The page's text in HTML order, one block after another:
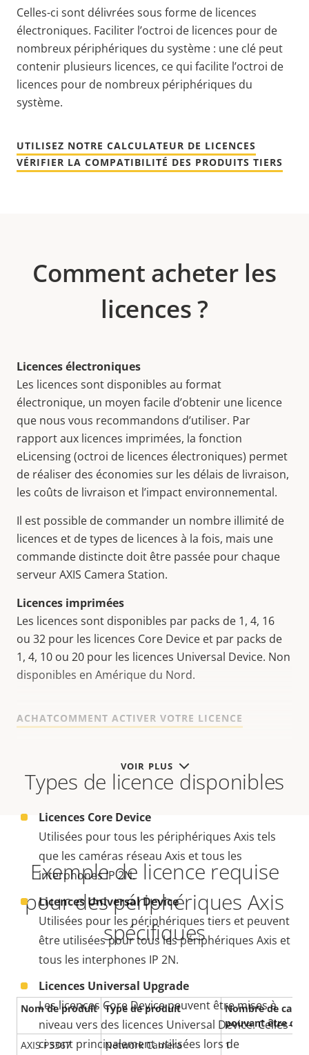
Celles-ci sont délivrées sous forme de licences
électroniques. Faciliter l’octroi de licences pour de
nombreux périphériques du système : une clé peut
contenir plusieurs licences, ce qui facilite l’octroi de
licences pour de nombreux périphériques du
système.
UTILISEZ NOTRE CALCULATEUR DE LICENCES
VÉRIFIER LA COMPATIBILITÉ DES PRODUITS TIERS
Comment acheter les
licences ?
Licences électroniques
Les licences sont disponibles au format
électronique, un moyen facile d’obtenir une licence
que nous vous recommandons d’utiliser. Par
rapport aux licences imprimées, la fonction
eLicensing (octroi de licences électroniques) permet
de réaliser des économies sur les délais de livraison,
les coûts de livraison et l’impact environnemental.
Il est possible de commander un nombre illimité de
licences et de types de licences à la fois, mais une
commande distincte doit être passée pour chaque
serveur AXIS Camera Station.
Licences imprimées
Les licences sont disponibles par packs de 1, 4, 16
ou 32 pour les licences Core Device et par packs de
1, 4, 10 ou 20 pour les licences Universal Device. Non
disponibles en Amérique du Nord.
ACHATCOMMENT ACTIVER VOTRE LICENCE
VOIR PLUS
Types de licence disponibles
Licences Core Device
Utilisées pour tous les périphériques Axis tels
que les caméras réseau Axis et tous les
interphones IP 2N.
Licences Universal Device
Utilisées pour les périphériques tiers et peuvent
être utilisées pour tous les périphériques Axis et
tous les interphones IP 2N.
Licences Universal Upgrade
Les licences Core Device peuvent être mises à
niveau vers des licences Universal Device. Celles-
ci sont principalement utilisées lors de
Exemple de licence requise
pour des périphériques Axis
spécifiques
Nom de produit Type de produit
Nombre de
pouvant être
AXIS P3367
Network Camera
1